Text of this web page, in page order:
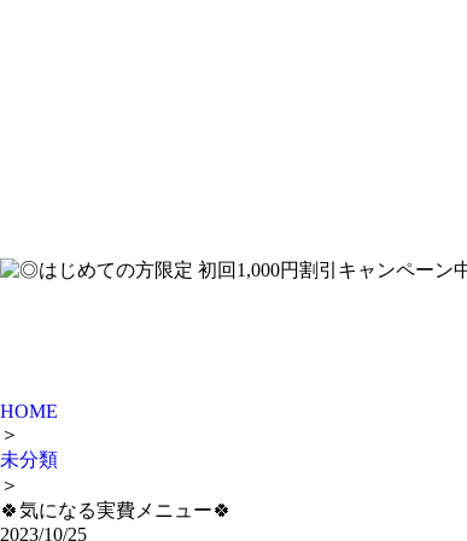
HOME
＞
未分類
＞
🍀気になる実費メニュー🍀
2023/10/25